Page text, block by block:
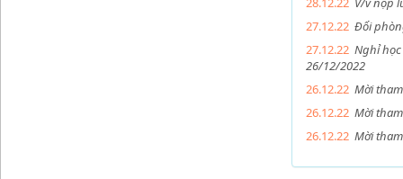
27.12.22 Đổi
27.12.22 Nghỉ
26/12/2022
26.12.22 Mời
26.12.22 Mời
26.12.22 Mời